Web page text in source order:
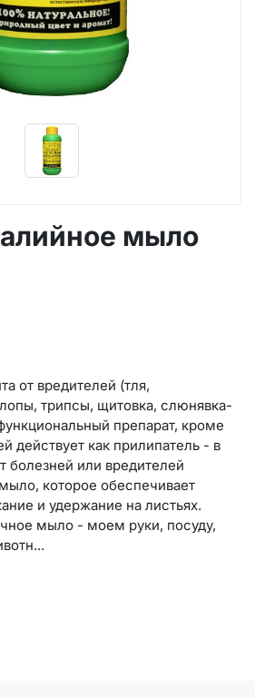
мыло
от вредителей (тля,
трипсы, щитовка, слюнявка-
препарат, кроме
действует как прилипатель - в
болезней или вредителей
которое обеспечивает
и удержание на листьях.
мыло - моем руки, посуду,